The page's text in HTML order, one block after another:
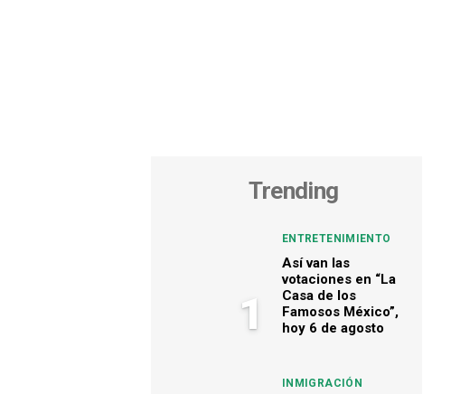
Trending
1
ENTRETENIMIENTO
Así van las
votaciones en “La
Casa de los
Famosos México”,
hoy 6 de agosto
INMIGRACIÓN